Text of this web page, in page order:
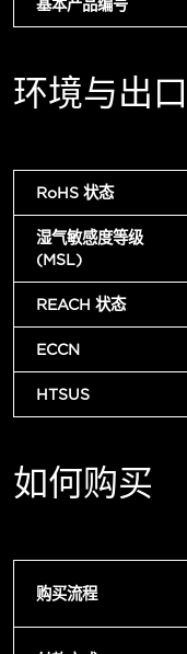
基本产品编号
环境与出口
RoHS 状态
湿气敏感度等级
(MSL)
REACH 状态
ECCN
HTSUS
如何购买
购买流程